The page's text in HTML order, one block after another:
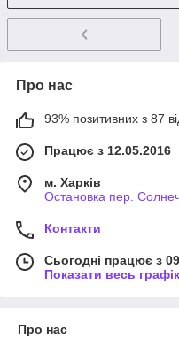
Про нас
93% позитивних з 87
Працює з 12.05.2016
м. Харків
Остановка пер.
Контакти
Сьогодні працює з
Показати весь
Про нас